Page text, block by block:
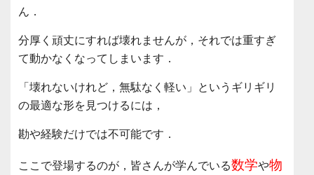
ん．
分厚く頑丈にすれば壊れませんが，それでは重すぎ
て動かなくなってしまいます．
「壊れないけれど，無駄なく軽い」というギリギリ
の最適な形を見つけるには，
勘や経験だけでは不可能です．
ここで登場するのが，皆さんが学んでいる数学や物